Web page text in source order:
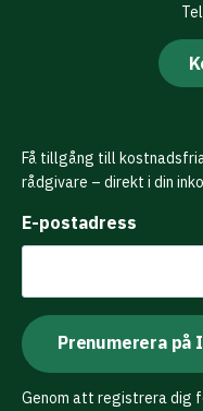
Få tillgång till
rådgivare – direkt i din
E-postadress
Genom att registrera dig